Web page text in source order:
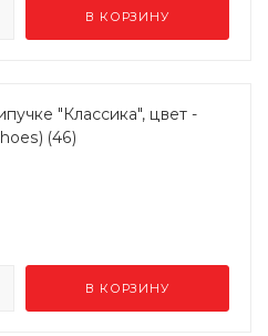
В КОРЗИНУ
"Классика", цвет -
(46)
В КОРЗИНУ